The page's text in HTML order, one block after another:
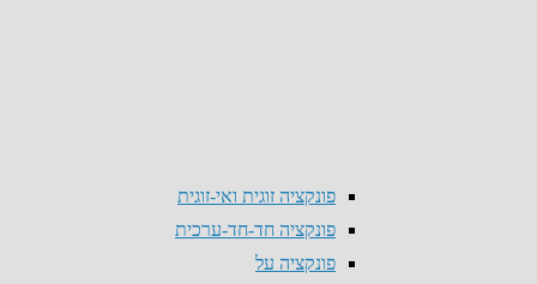
פונקציה זוגית ואי-זוגית
פונקציה חד-חד-ערכית
פונקציה על